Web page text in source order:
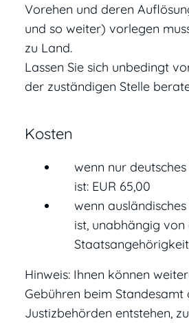
Vorehen und deren
und so weiter) vorlegen
zu Land.
Lassen Sie sich unbedingt
der zuständigen Stelle
Kosten
wenn nur
ist: EUR 65,00
wenn
ist, unabhängig von
Hinweis: Ihnen können
Gebühren beim Standesamt
Justizbehörden entstehen,